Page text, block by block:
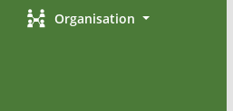
Organisation